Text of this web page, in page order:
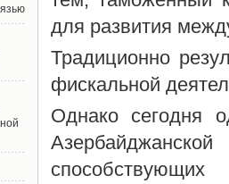
для развития
Традиционно
фискальной
Однако сегодня